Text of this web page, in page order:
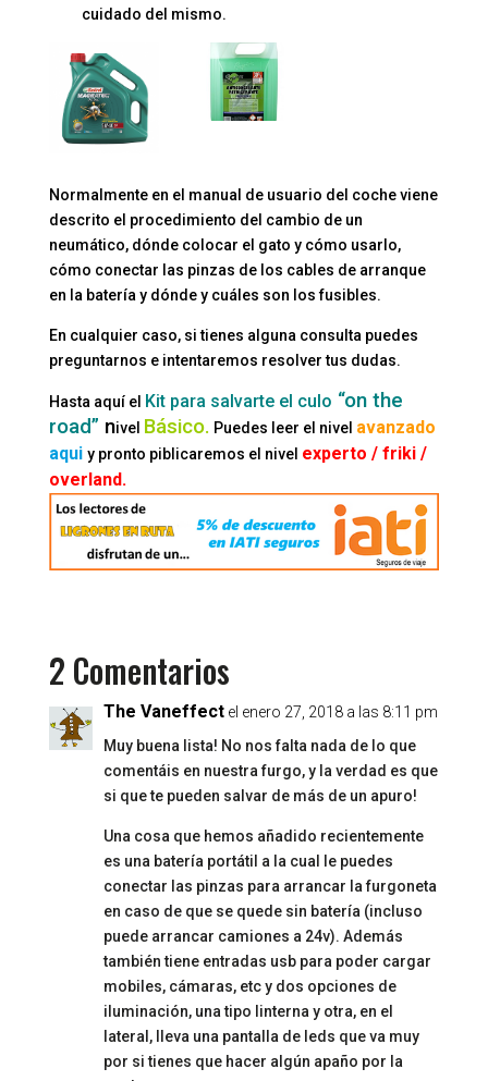
cuidado del mismo.
Normalmente en el manual de usuario del coche viene
descrito el procedimiento del cambio de un
neumático, dónde colocar el gato y cómo usarlo,
cómo conectar las pinzas de los cables de arranque
en la batería y dónde y cuáles son los fusibles.
En cualquier caso, si tienes alguna consulta puedes
preguntarnos e intentaremos resolver tus dudas.
Hasta aquí el Kit para salvarte el culo “on the
road” nivel Básico. Puedes leer el nivel avanzado
aqui y pronto piblicaremos el nivel experto / friki /
overland.
2 Comentarios
The Vaneffect el enero 27, 2018 a las 8:11 pm
Muy buena lista! No nos falta nada de lo que
comentáis en nuestra furgo, y la verdad es que
si que te pueden salvar de más de un apuro!
Una cosa que hemos añadido recientemente
es una batería portátil a la cual le puedes
conectar las pinzas para arrancar la furgoneta
en caso de que se quede sin batería (incluso
puede arrancar camiones a 24v). Además
también tiene entradas usb para poder cargar
mobiles, cámaras, etc y dos opciones de
iluminación, una tipo linterna y otra, en el
lateral, lleva una pantalla de leds que va muy
por si tienes que hacer algún apaño por la